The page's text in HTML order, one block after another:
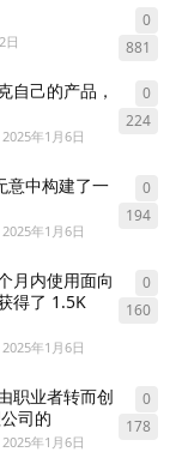
日 881
0
自己的产品，
2025年1月6日
224
0
意中构建了一
2025年1月6日
194
0
月内使用面向
得了 1.5K
2025年1月6日
160
0
职业者转而创
司的
2025年1月6日
178
0